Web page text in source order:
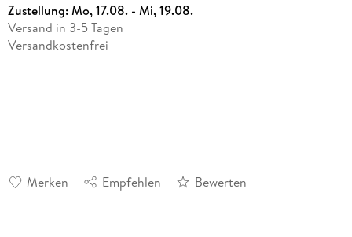
Zustellung:Mo, 17.08. - Mi, 19.08.
Versand in 3-5 Tagen
Versandkostenfrei
Merken Empfehlen Bewerten